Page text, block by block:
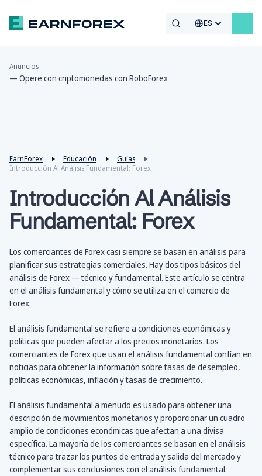
ES
Anuncios
— Opere con criptomonedas con RoboForex
EarnForex Educación
Guías
Introducción Al Análisis Fundamental: Forex
Introducción Al Análisis
Fundamental: Forex
Los comerciantes de Forex casi siempre se basan en análisis para
planificar sus estrategias comerciales. Hay dos tipos básicos del
análisis de Forex — técnico y fundamental. Este artículo se centra
en el análisis fundamental y cómo se utiliza en el comercio de
Forex.
El análisis fundamental se refiere a condiciones económicas y
políticas que pueden afectar a los precios monetarios. Los
comerciantes de Forex que usan el análisis fundamental confían en
noticias para obtener la información sobre tasas de desempleo,
políticas económicas, inflación y tasas de crecimiento.
El análisis fundamental a menudo es usado para obtener una
descripción de movimientos monetarios y proporcionar un cuadro
amplio de condiciones económicas que afectan a una divisa
específica. La mayoría de los comerciantes se basan en el análisis
técnico para trazar los puntos de entrada y salida del mercado y
complementar sus conclusiones con el análisis fundamental.